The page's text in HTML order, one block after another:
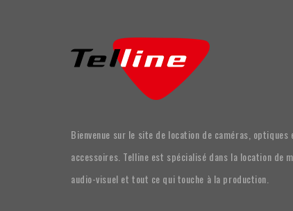
Bienvenue sur le site de location de caméras, optiques
accessoires. Telline est spécialisé dans la location de
audio-visuel et tout ce qui touche à la production.